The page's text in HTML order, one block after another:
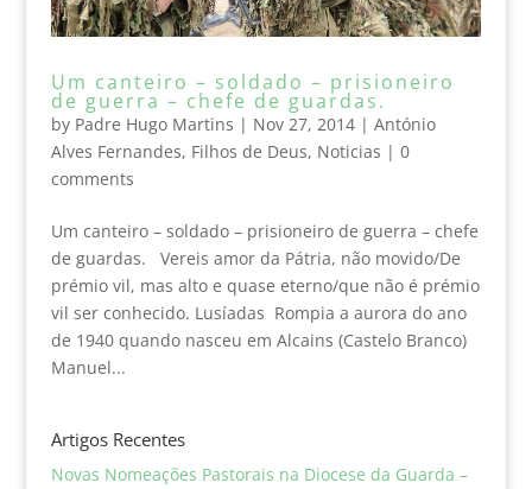
Um canteiro – soldado – prisioneiro
de guerra – chefe de guardas.
by Padre Hugo Martins | Nov 27, 2014| António
Alves Fernandes, Filhos de Deus, Noticias | 0
comments
Um canteiro – soldado – prisioneiro de guerra – chefe
de guardas. Vereis amor da Pátria, não movido/De
prémio vil, mas alto e quase eterno/que não é prémio
vil ser conhecido. Lusíadas Rompia a aurora do ano
de 1940 quando nasceu em Alcains (Castelo Branco)
Manuel...
Artigos Recentes
Novas Nomeações Pastorais na Diocese da Guarda –